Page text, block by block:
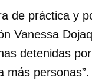
de práctica y
Vanessa
detenidas
más personas”.